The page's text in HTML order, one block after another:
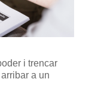
i trencar
a un